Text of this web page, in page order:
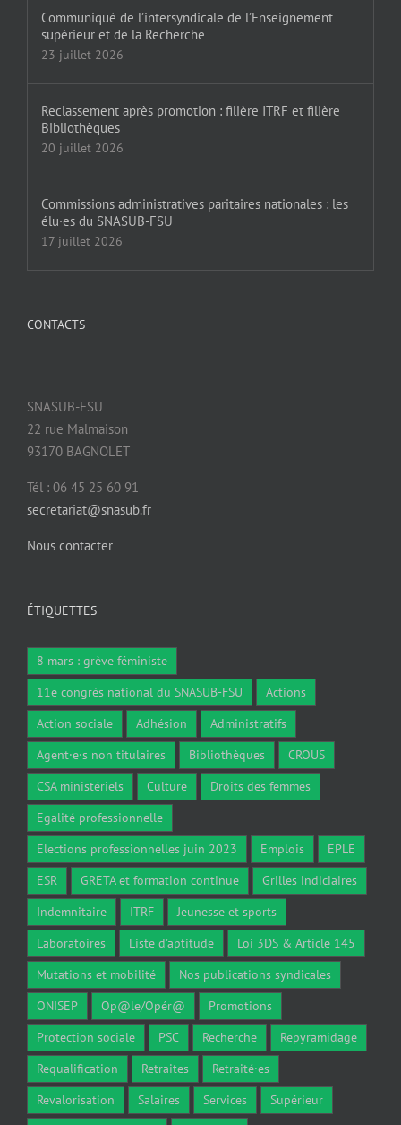
Communiqué de l’intersyndicale de l’Enseignement
supérieur et de la Recherche
23 juillet 2026
Reclassement après promotion : filière ITRF et filière
Bibliothèques
20 juillet 2026
Commissions administratives paritaires nationales : les
élu·es du SNASUB-FSU
17 juillet 2026
CONTACTS
SNASUB-FSU
22 rue Malmaison
93170 BAGNOLET
Tél : 06 45 25 60 91
secretariat@snasub.fr
Nous contacter
ÉTIQUETTES
8 mars : grève féministe
11e congrès national du SNASUB-FSU
Actions
Action sociale
Adhésion
Administratifs
Agent·e·s non titulaires
Bibliothèques
CROUS
CSA ministériels
Culture
Droits des femmes
Egalité professionnelle
Elections professionnelles juin 2023
Emplois
EPLE
ESR
GRETA et formation continue
Grilles indiciaires
Indemnitaire
ITRF
Jeunesse et sports
Laboratoires
Liste d'aptitude
Loi 3DS & Article 145
Mutations et mobilité
Nos publications syndicales
ONISEP
Op@le/Opér@
Promotions
Protection sociale
PSC Recherche
Repyramidage
Requalification
Retraites
Retraité·es
Revalorisation
Salaires Services
Supérieur